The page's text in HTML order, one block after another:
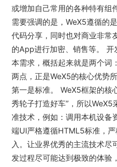
或增加自己常用的各种特有组
需要强调的是，WeX5遵循的
代码分享，同时也对商业非常
的App进行加密、销售等。 开
本需求，概括起来就是两个词
两点，正是WeX5的核心优势所
第一是标准。 WeX5框架的核
秀轮子打造好车”，所以WeX5
准技术，例如：调用本机设
端UI严格遵循HTML5标准，
入。让业界优秀的主流技术尽
发过程尽可能达到极致的体验